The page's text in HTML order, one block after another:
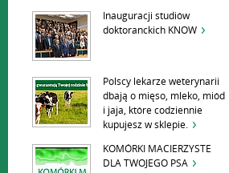
Inauguracji studiów
doktoranckich KNOW
Polscy lekarze weterynarii
dbają o mięso, mleko, miód
i jaja, które codziennie
kupujesz w sklepie.
KOMÓRKI MACIERZYSTE
DLA TWOJEGO PSA